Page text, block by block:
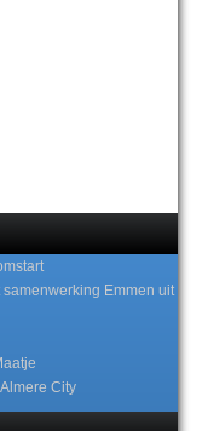
Emmen uit
City